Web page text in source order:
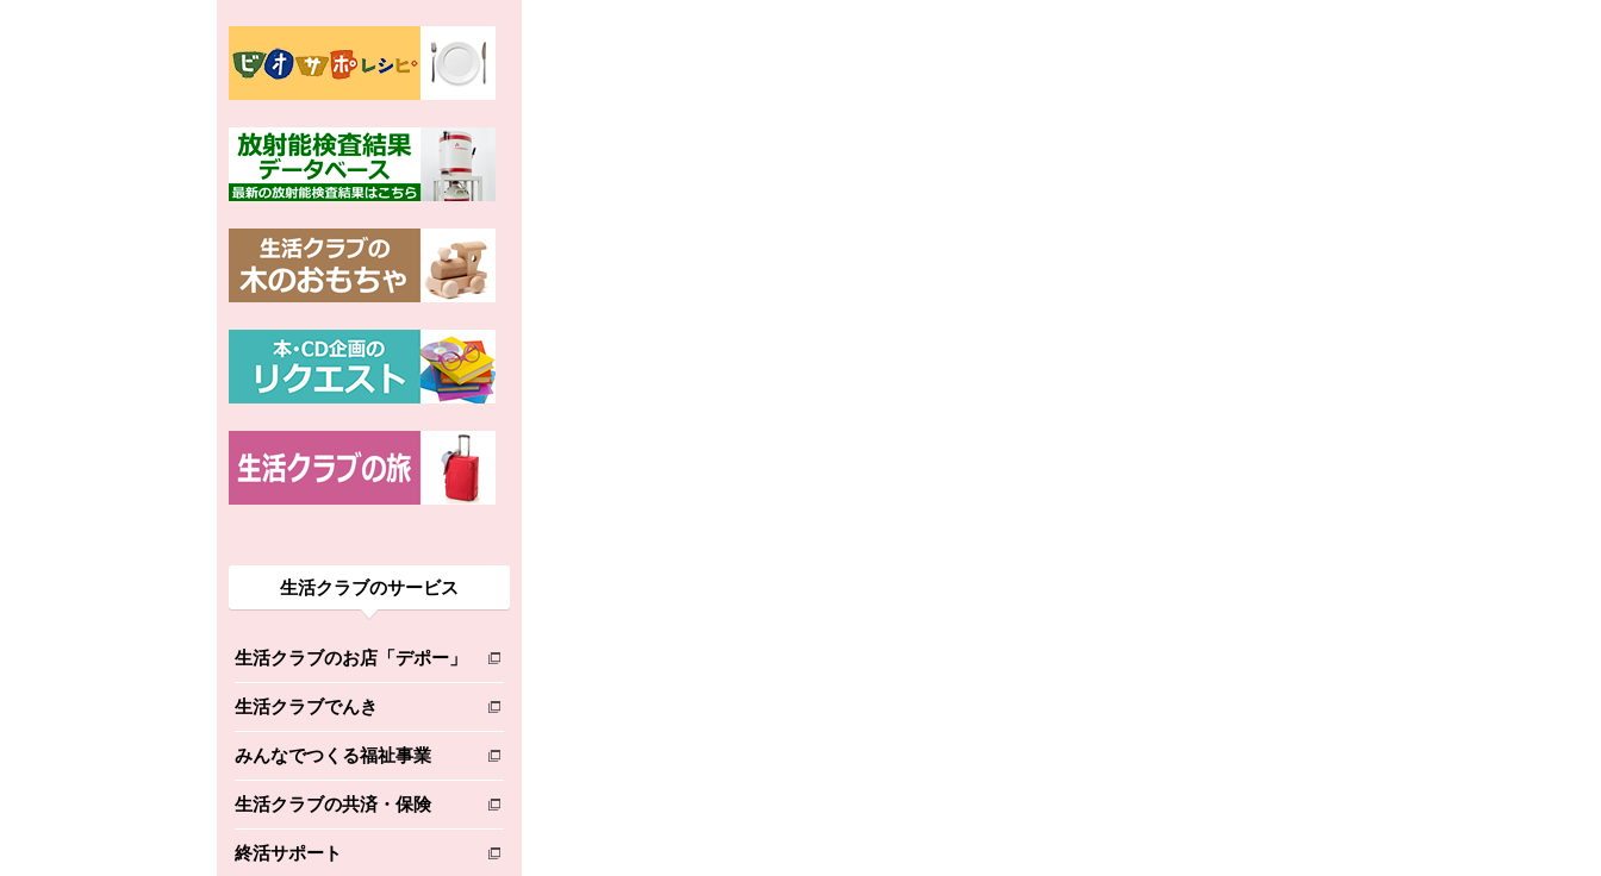
生活クラブのサービス
生活クラブのお店「デポー」
別のウィンドウで開きます。
生活クラブでんき
別のウィンドウで開きます。
みんなでつくる福祉事業
別のウィンドウで開きます。
生活クラブの共済・保険
別のウィンドウで開きます。
終活サポート
別のウィンドウで開きます。